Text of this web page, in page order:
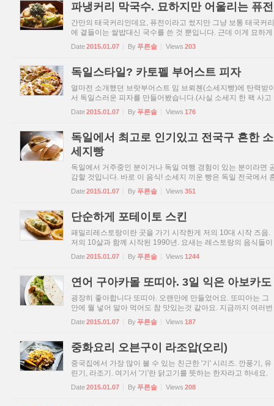
파냉커리 막국수. 묘하지만 어울리는 퓨전
간만의 태국커리인데요, 퓨전이라고 썼지만 그냥 보통 태국커리
에 곁들이는 쌀밥대신 국수를 쓴 것 뿐입니다. 근데 이게 묘하게
어울리고 맛 괜찮더라구요. 카레나 커리나 밥 대신 면과 먹는게
특별할것까진 아니지만 제가 쓴 국수는 메밀국수거든요. 국수도
Date2015.01.07 By 푸른솔 Views 203
독일스타일? 카토펠 부어스트 피자
얼마전 소개했던 브랏부어스트 임 브뢰쳰(소세지빵)에 탄력받
서 독일스러운 피자를 만들어봤습니다.(사실 소세지 한 팩 사고
나니 소세지 양이 많아서 그냥 구워만 먹기 지루해서) 독일음식
이 전부 그거다 할 순 없겠지만 아무래도 독일음식 하면 양대산
Date2015.01.07 By 푸른솔 Views 176
독일에서 최고로 인기있고 전국구 흔한 소
세지빵
독일에서 거주중인 분이거나 독일 여행 경험이 있는 분이라면
감할 것입니다. 바로 이 음식! 소세지 끼운 빵은 독일 전국에서
히 볼 수 있고 인기도 식지 않는, 독일에서 가장 유명하고도 일상
적인 음식이죠. 한국의 떡볶이처럼 말이죠. 독일에서 가장 흔...
Date2015.01.07 By 푸른솔 Views 351
단순하게 포테이토 스킨
패밀리레스토랑이란 곳을 가기 시작한게 저의 10대 시작 즈음.
저의 10살과 함께 시작된 1990년. 요새는 레스토랑의 음식들이
월드와이드해졌지만 한국에 패밀리레스토랑 브랜드가 정착되
시작한 초반기에는 대부분이 미국음식 레스토랑이였죠. 아마 그
Date2015.01.07 By 푸른솔 Views 1244
연어 구아카몰 또띠아. 3일 익은 아보카도
굉장히 좋아합니다 또띠아. 오랜만에 만들었어요. 또띠아는 그
안에 뭘 넣어 말아 먹어도 참 맛있는것 같아요. 지금까지 여러번
만들어봤지만 한번도 속재료로 생선을 넣어본적이 없더군요. 그
래서 이번 테마는 생선으로 가자. 그리고 그보다 더 중요한건
Date2015.01.07 By 푸른솔 Views 187
중화요리 오븐구이 라조압(오리)
중국집에서 가장 많이 볼 수 있는 친근한 '기' 시리즈. 깐풍기, 유
린기, 라조기. 여기서 '기'란 닭고기를 뜻하는 한자라고 하네요.
그렇다면 전 이번에 라조기를 닭고기 대신 오리를 써서 만들었
니 압입니다 압. '압'은 오리를 뜻하는 한자라네요 ㅎ 한국에...
Date2015.01.07 By 푸른솔 Views 208